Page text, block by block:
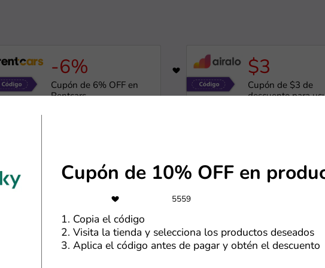
56113-6%
Cupón de 6% OFF en
Rentcars
-17% 1155
estadías Premium
Más cupones de Casa Andina
$3
Cupón de $3 de
descuento para
-5%
Más cupones de Reuse
Cupón de 10% OFF en
5559
1. Copia el código
2. Visita la tienda y selecciona los productos deseados
3. Aplica el código antes de pagar y obtén el descuento